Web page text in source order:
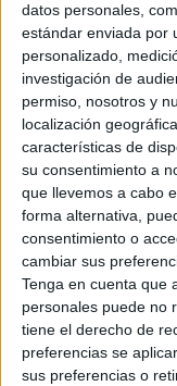
datos personales,
estándar enviada por
personalizado,
investigación de
permiso, nosotros y
localización
características de
su consentimiento a
que llevemos a cabo
forma alternativa,
consentimiento o
cambiar sus
Tenga en cuenta que
personales puede no
tiene el derecho de
preferencias se
sus preferencias o
CERT
Históricos
Dakar
RallyCross
Circuitos
F1
Fórmula E
F2 / F3 / F4
Resistencia
Indycar
Otros
Producto